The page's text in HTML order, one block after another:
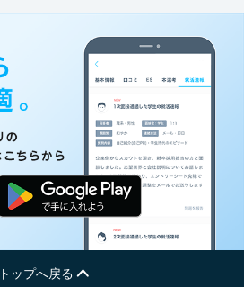
トップへ戻る